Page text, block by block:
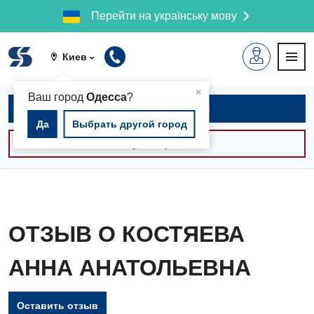
Перейти на українську мову
Киев
×
Ваш город Одесса?
Да Выбрать другой город
Записаться на приём
ОТЗЫВ О КОСТЯЕВА
АННА АНАТОЛЬЕВНА
Оставить отзыв